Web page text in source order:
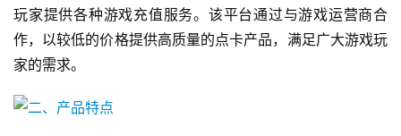
玩家提供各种游戏充值服务。该平台通过与游戏运营商合
作，以较低的价格提供高质量的点卡产品，满足广大游戏玩
家的需求。